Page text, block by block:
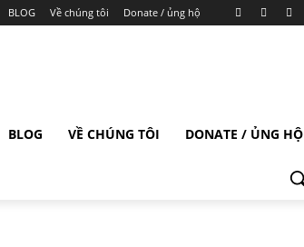
BLOG Về chúng tôi Donate / ủng hộ
BLOG VỀ CHÚNG TÔI DONATE / ỦNG HỘ